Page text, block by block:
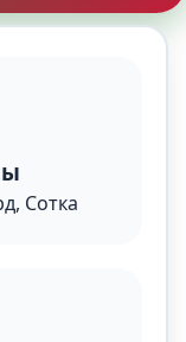
Сотка